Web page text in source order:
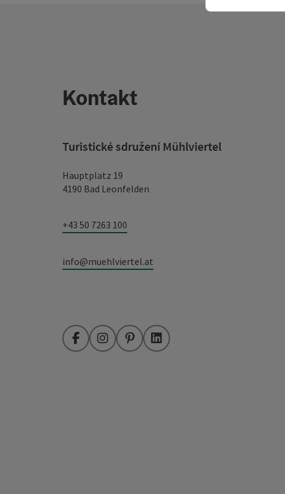
Kontakt
Turistické sdružení Mühlviertel
Hauptplatz 19
4190 Bad Leonfelden
+43 50 7263 100
info@muehlviertel.at
FacebookInstagramPinterestLinkedIn